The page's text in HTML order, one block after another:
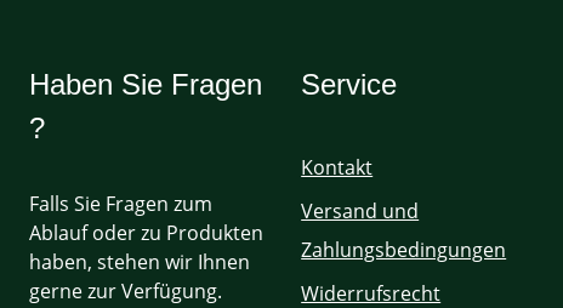
Haben Sie Fragen
?
Falls Sie Fragen zum
Ablauf oder zu Produkten
haben, stehen wir Ihnen
gerne zur Verfügung.
Service
Kontakt
Versand und
Zahlungsbedingungen
Widerrufsrecht